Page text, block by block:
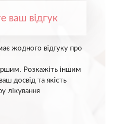
ваш відгук
жодного відгуку про
Розкажіть іншим
досвід та якість
лікування